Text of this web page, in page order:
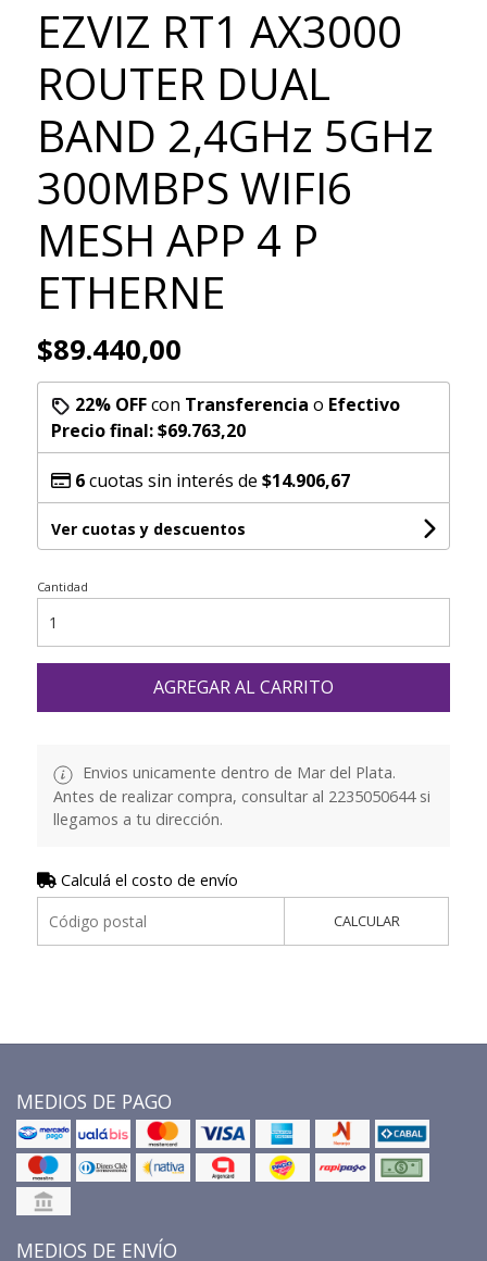
EZVIZ RT1 AX3000
ROUTER DUAL
BAND 2,4GHz 5GHz
300MBPS WIFI6
MESH APP 4 P
ETHERNE
$89.440,00
22% OFFcon Transferencia o Efectivo
Precio final:$69.763,20
6cuotas sin interés de $14.906,67
Ver cuotas y descuentos
Cantidad
AGREGAR AL CARRITO
Envios unicamente dentro de Mar del Plata.
Antes de realizar compra, consultar al 2235050644 si
llegamos a tu dirección.
Calculá el costo de envío
CALCULAR
MEDIOS DE PAGO
MEDIOS DE ENVÍO